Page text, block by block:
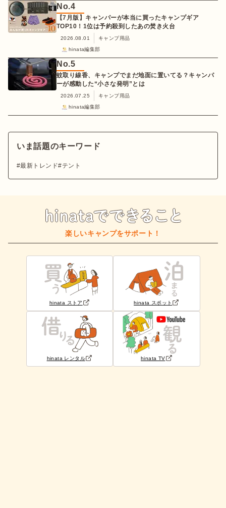
No.4
【7月版】キャンパーが本当に買ったキャンプギア
TOP10！1位は予約殺到したあの焚き火台
2026.08.01
キャンプ用品
hinata編集部
No.5
蚊取り線香、キャンプでまだ地面に置いてる？キャンパ
ーが感動した“小さな発明”とは
2026.07.25
キャンプ用品
hinata編集部
いま話題のキーワード
最新トレンド テント
楽しいキャンプをサポート！
hinata ストア hinata スポット
hinata レンタル hinata TV